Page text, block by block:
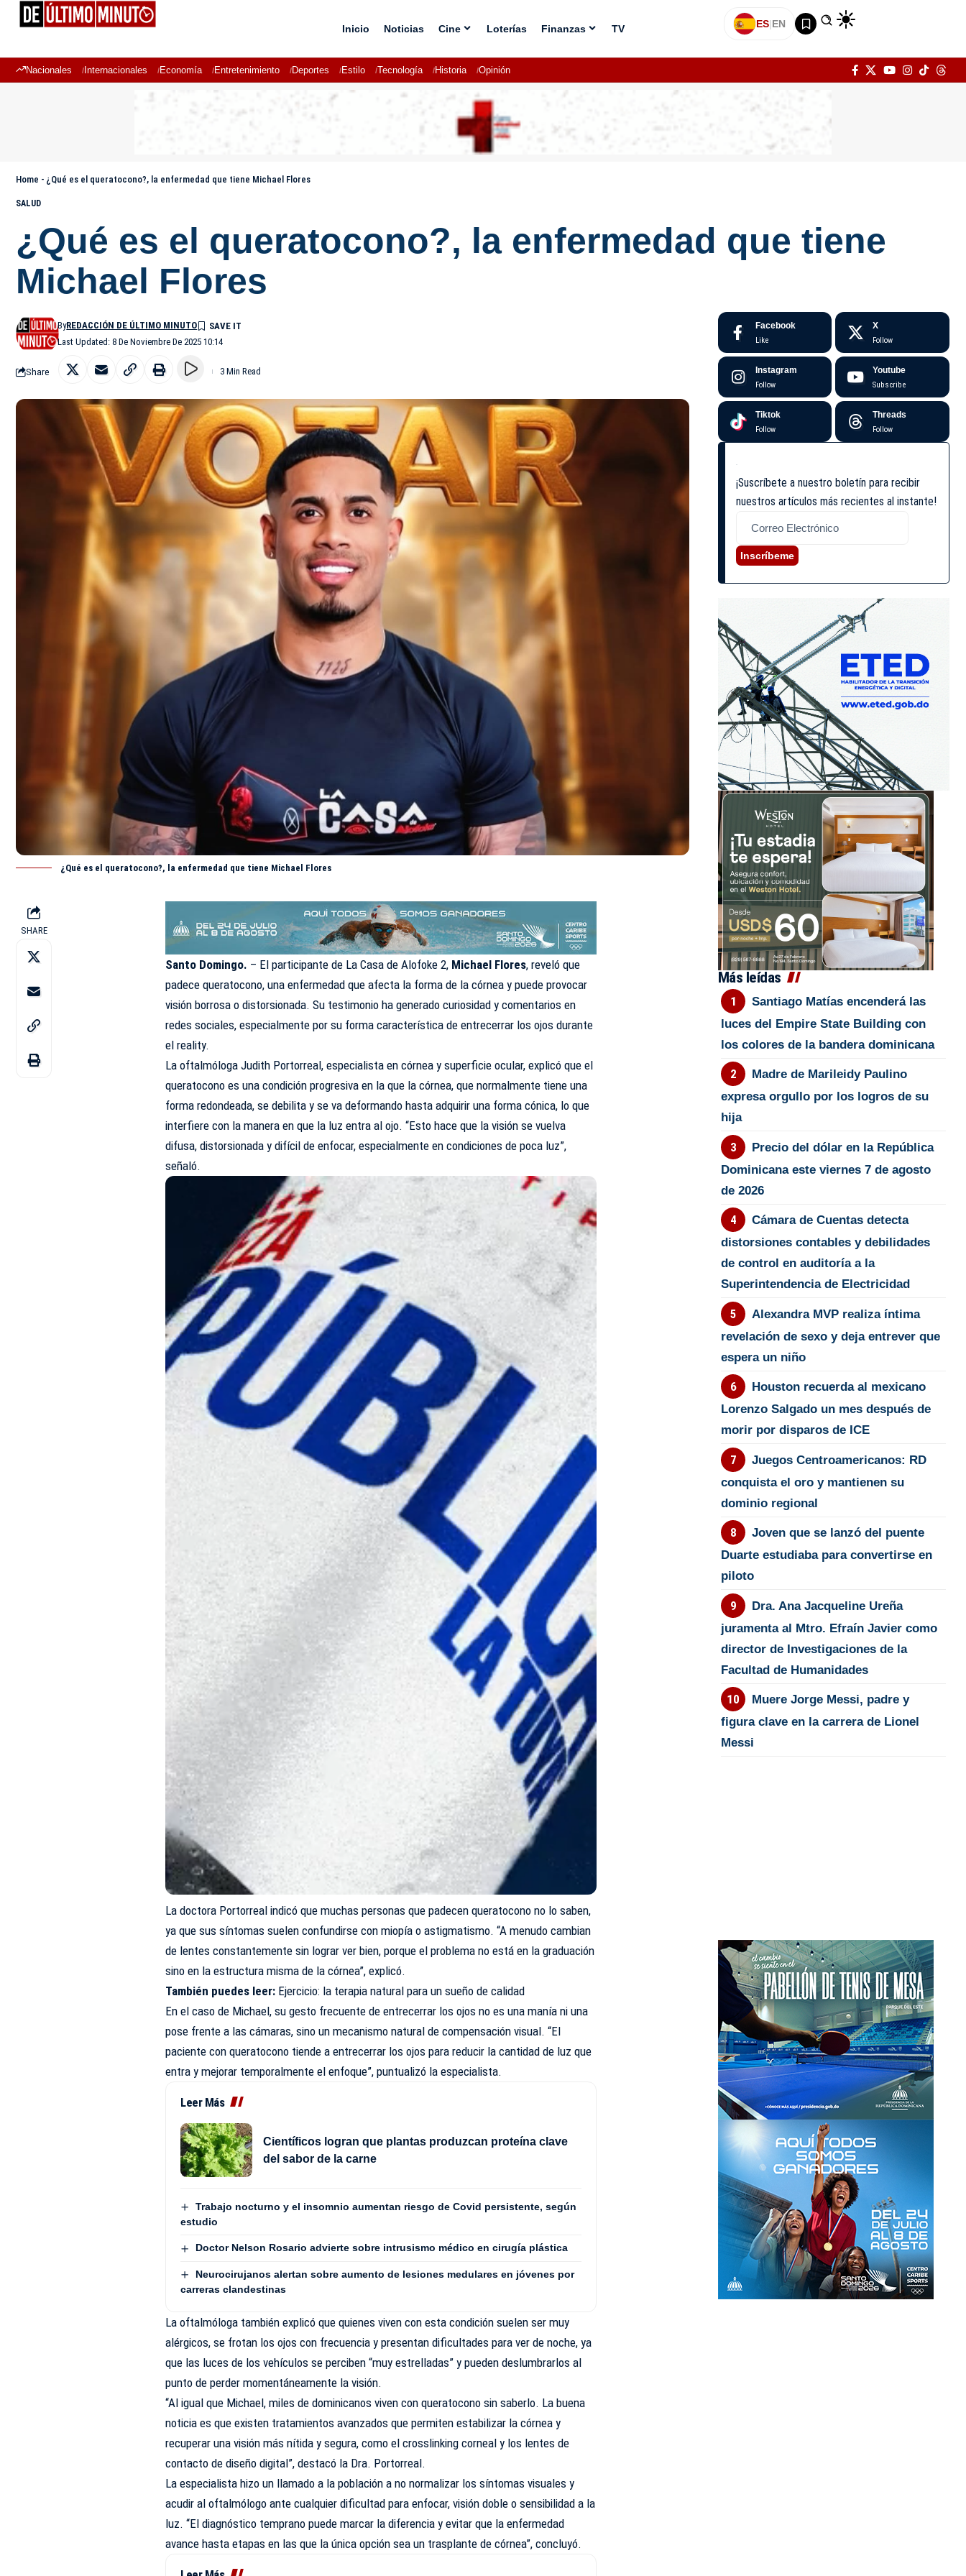
Inicio Noticias Cine Loterías Finanzas TV ES|EN
Nacionales Internacionales Economía Entretenimiento Deportes Estilo Tecnología Historia Opinión
Home - ¿Qué es el queratocono?, la enfermedad que tiene Michael Flores
SALUD
¿Qué es el queratocono?, la enfermedad que tiene
Michael Flores
Last Updated: 8 De Noviembre De 2025 10:14
ByREDACCIÓN DE ÚLTIMO MINUTO
Share 3 Min Read
¿Qué es el queratocono?, la enfermedad que tiene Michael Flores
SHARE
Santo Domingo. – El participante de La Casa de Alofoke 2, Michael Flores, reveló que
padece queratocono, una enfermedad que afecta la forma de la córnea y puede provocar
visión borrosa o distorsionada. Su testimonio ha generado curiosidad y comentarios en
redes sociales, especialmente por su forma característica de entrecerrar los ojos durante
el reality.
La oftalmóloga Judith Portorreal, especialista en córnea y superficie ocular, explicó que el
queratocono es una condición progresiva en la que la córnea, que normalmente tiene una
forma redondeada, se debilita y se va deformando hasta adquirir una forma cónica, lo que
interfiere con la manera en que la luz entra al ojo. “Esto hace que la visión se vuelva
difusa, distorsionada y difícil de enfocar, especialmente en condiciones de poca luz”,
señaló.
La doctora Portorreal indicó que muchas personas que padecen queratocono no lo saben,
ya que sus síntomas suelen confundirse con miopía o astigmatismo. “A menudo cambian
de lentes constantemente sin lograr ver bien, porque el problema no está en la graduación
sino en la estructura misma de la córnea”, explicó.
También puedes leer: Ejercicio: la terapia natural para un sueño de calidad
En el caso de Michael, su gesto frecuente de entrecerrar los ojos no es una manía ni una
pose frente a las cámaras, sino un mecanismo natural de compensación visual. “El
paciente con queratocono tiende a entrecerrar los ojos para reducir la cantidad de luz que
entra y mejorar temporalmente el enfoque”, puntualizó la especialista.
Leer Más
Científicos logran que plantas produzcan proteína clave
del sabor de la carne
Trabajo nocturno y el insomnio aumentan riesgo de Covid persistente, según
estudio
Doctor Nelson Rosario advierte sobre intrusismo médico en cirugía plástica
Neurocirujanos alertan sobre aumento de lesiones medulares en jóvenes por
carreras clandestinas
La oftalmóloga también explicó que quienes viven con esta condición suelen ser muy
alérgicos, se frotan los ojos con frecuencia y presentan dificultades para ver de noche, ya
que las luces de los vehículos se perciben “muy estrelladas” y pueden deslumbrarlos al
punto de perder momentáneamente la visión.
“Al igual que Michael, miles de dominicanos viven con queratocono sin saberlo. La buena
noticia es que existen tratamientos avanzados que permiten estabilizar la córnea y
recuperar una visión más nítida y segura, como el crosslinking corneal y los lentes de
contacto de diseño digital”, destacó la Dra. Portorreal.
La especialista hizo un llamado a la población a no normalizar los síntomas visuales y
acudir al oftalmólogo ante cualquier dificultad para enfocar, visión doble o sensibilidad a la
luz. “El diagnóstico temprano puede marcar la diferencia y evitar que la enfermedad
avance hasta etapas en las que la única opción sea un trasplante de córnea”, concluyó.
Facebook
Like
X
Follow
Instagram
Follow
Youtube
Subscribe
Tiktok
Follow
Threads
Follow
¡Suscríbete a nuestro boletín para recibir
nuestros artículos más recientes al instante!
Inscríbeme
Más leídas
Santiago Matías encenderá las
luces del Empire State Building con
los colores de la bandera dominicana
Madre de Marileidy Paulino
expresa orgullo por los logros de su
hija
Precio del dólar en la República
Dominicana este viernes 7 de agosto
de 2026
Cámara de Cuentas detecta
distorsiones contables y debilidades
de control en auditoría a la
Superintendencia de Electricidad
Alexandra MVP realiza íntima
revelación de sexo y deja entrever que
espera un niño
Houston recuerda al mexicano
Lorenzo Salgado un mes después de
morir por disparos de ICE
Juegos Centroamericanos: RD
conquista el oro y mantienen su
dominio regional
Joven que se lanzó del puente
Duarte estudiaba para convertirse en
piloto
Dra. Ana Jacqueline Ureña
juramenta al Mtro. Efraín Javier como
director de Investigaciones de la
Facultad de Humanidades
Muere Jorge Messi, padre y
figura clave en la carrera de Lionel
Messi